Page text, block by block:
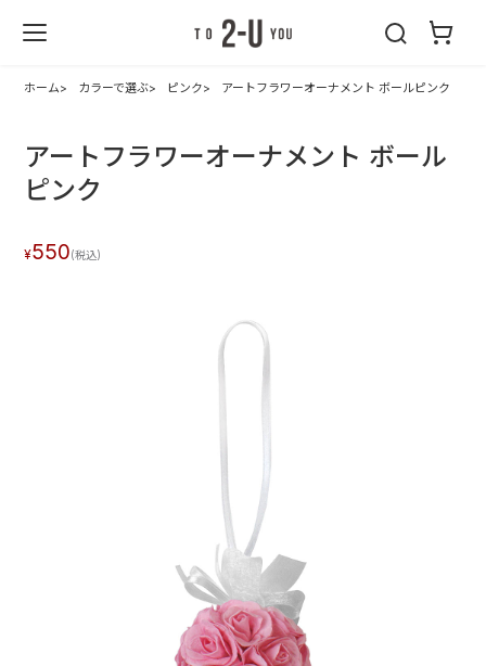
ホーム カラーで選ぶ ピンク アートフラワーオーナメント ボールピンク
アートフラワーオーナメント ボール
ピンク
550